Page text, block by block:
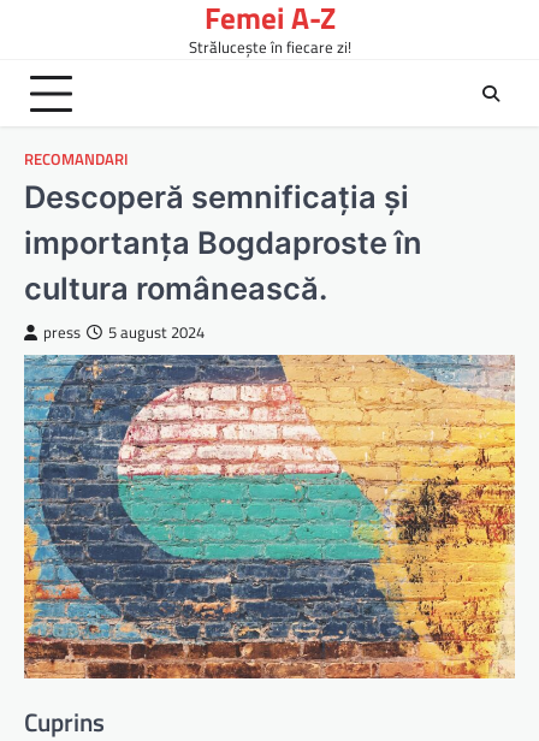
content
Femei A-Z
Strălucește în fiecare zi!
RECOMANDARI
Descoperă semnificația și
importanța Bogdaproste în
cultura românească.
press 5 august 2024
Cuprins